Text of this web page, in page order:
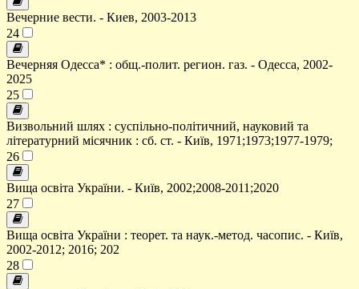
Вечерние вести. - Киев, 2003-2013
24
Вечерняя Одесса* : общ.-полит. регион. газ. - Одесса, 2002-
2025
25
Визвольний шлях : суспільно-політичний, науковий та
літературний місячник : сб. ст. - Київ, 1971;1973;1977-1979;
26
Вища освіта України. - Київ, 2002;2008-2011;2020
27
Вища освіта України : теорет. та наук.-метод. часопис. - Київ,
2002-2012; 2016; 202
28